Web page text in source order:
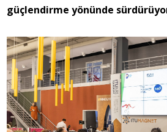
güçlendirme yönünde